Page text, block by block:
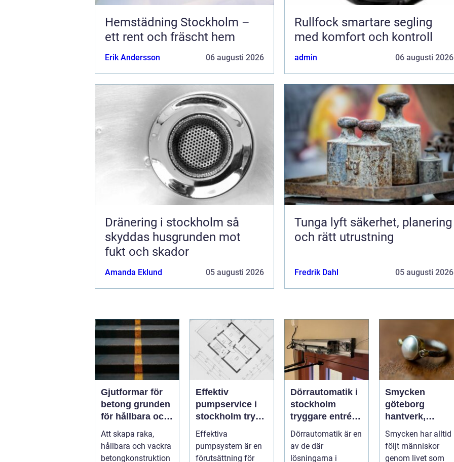
Hemstädning Stockholm –
ett rent och fräscht hem
Erik Andersson 06 augusti 2026
Rullfock smartare segling
med komfort och kontroll
admin 06 augusti 2026
Dränering i stockholm så
skyddas husgrunden mot
fukt och skador
Amanda Eklund 05 augusti 2026
Tunga lyft säkerhet, planering
och rätt utrustning
Fredrik Dahl 05 augusti 2026
Gjutformar för
betong grunden
för hållbara och
precisa
konstruktioner
Att skapa raka,
hållbara och vackra
betongkonstruktion
Effektiv
pumpservice i
stockholm trygg
drift utan
Effektiva
pumpsystem är en
förutsättning för
Dörrautomatik i
stockholm
tryggare entréer
och bättre
tillgänglighet
Dörrautomatik är en
av de där
lösningarna i
Smycken
göteborg
hantverk,
historia och
personligt
uttryck
Smycken har alltid
följt människor
genom livet som